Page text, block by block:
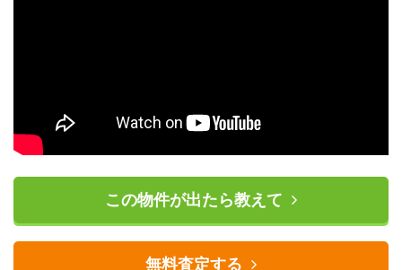
この物件が出たら教えて
無料査定する